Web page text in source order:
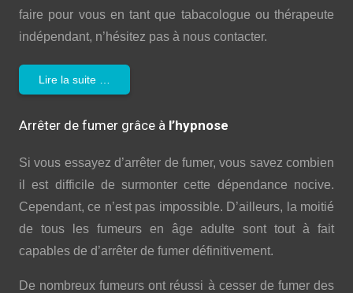
faire pour vous en tant que tabacologue ou thérapeute
indépendant, n’hésitez pas à nous contacter.
Lire la suite …
Arrêter de fumer grâce à l’hypnose
Si vous essayez d’arrêter de fumer, vous savez combien
il est difficile de surmonter cette dépendance nocive.
Cependant, ce n’est pas impossible. D’ailleurs, la moitié
de tous les fumeurs en âge adulte sont tout à fait
capables de d’arrêter de fumer définitivement.
De nombreux fumeurs ont réussi à cesser de fumer des